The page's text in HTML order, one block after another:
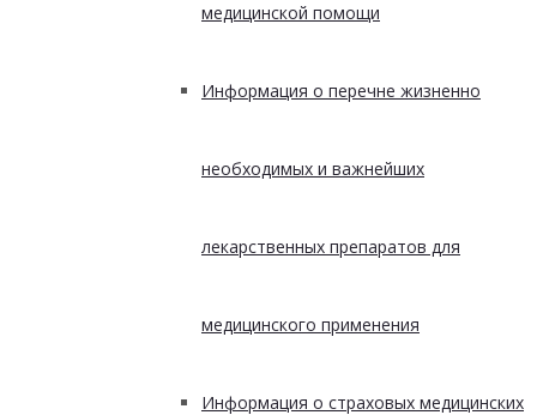
медицинской помощи
Информация о перечне жизненно
необходимых и важнейших
лекарственных препаратов для
медицинского применения
Информация о страховых медицинских